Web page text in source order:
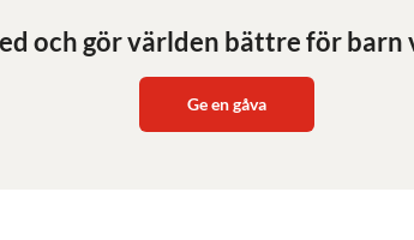
och gör världen bättre för barn
Ge en gåva